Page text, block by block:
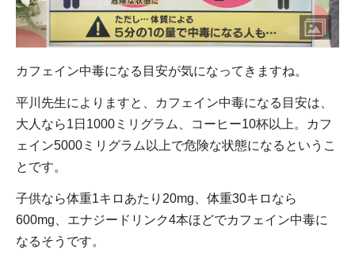
カフェイン中毒になる目安が気になってきますね。
平川先生によりますと、カフェイン中毒になる目安は、
大人なら1日1000ミリグラム、コーヒー10杯以上。カフ
ェイン5000ミリグラム以上で危険な状態になるというこ
とです。
子供なら体重1キロあたり20mg、体重30キロなら
600mg、エナジードリンク4本ほどでカフェイン中毒に
なるそうです。